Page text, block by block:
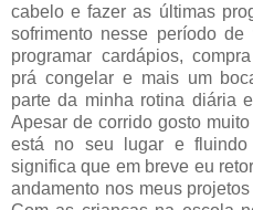
cabelo e fazer as últimas
sofrimento nesse período
programar cardápios,
prá congelar e mais um
parte da minha rotina diária
Apesar de corrido gosto
está no seu lugar e
significa que em breve eu
andamento nos meus